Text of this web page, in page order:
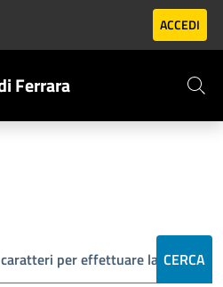
ACCEDI
Ferrara
per effettuare la ricerca
CERCA